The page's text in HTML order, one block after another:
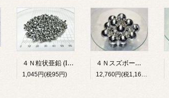
４Ｎ粒状亜鉛 (100g)
1,045円(税95円)
４Ｎスズボールφ15(1kg)
12,760円(税1,160円)